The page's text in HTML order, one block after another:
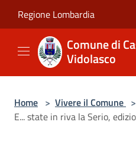
Regione Lombardia
Comune di
Vidolasco
Home > Vivere il Comune >
E... state in riva la Serio,